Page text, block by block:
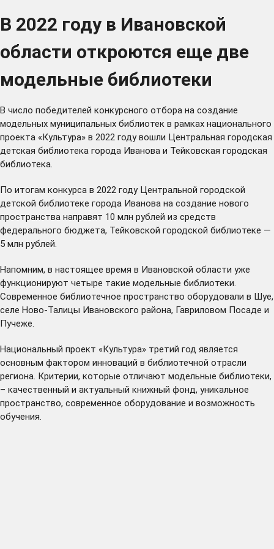
В 2022 году в Ивановской
области откроются еще две
модельные библиотеки
В число победителей конкурсного отбора на создание
модельных муниципальных библиотек в рамках национального
проекта «Культура» в 2022 году вошли Центральная городская
детская библиотека города Иванова и Тейковская городская
библиотека.
По итогам конкурса в 2022 году Центральной городской
детской библиотеке города Иванова на создание нового
пространства направят 10 млн рублей из средств
федерального бюджета, Тейковской городской библиотеке —
5 млн рублей.
Напомним, в настоящее время в Ивановской области уже
функционируют четыре такие модельные библиотеки.
Современное библиотечное пространство оборудовали в Шуе,
селе Ново-Талицы Ивановского района, Гавриловом Посаде и
Пучеже
Национальный проект «Культура» третий год является
основным фактором инноваций в библиотечной отрасли
региона. Критерии, которые отличают модельные библиотеки,
– качественный и актуальный книжный фонд, уникальное
пространство, современное оборудование и возможность
обучения.